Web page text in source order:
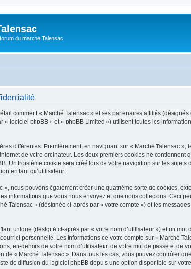
du marché Talensac
comment « Marché Talensac » et ses partenaires affiliés
« logiciel phpBB » et « phpBB Limited ») utilisent toutes les
différentes. Premièrement, en naviguant sur « Marché Talensac
de votre ordinateur. Les deux premiers cookies ne contiennent
Un troisième cookie sera créé lors de votre navigation sur les
en tant qu’utilisateur.
», nous pouvons également créer une quatrième sorte de cookies,
informations que vous nous envoyez et que nous collectons. Ceci
Talensac » (désignée ci-après par « votre compte ») et les
unique (désigné ci-après par « votre nom d’utilisateur ») et un
personnelle. Les informations de votre compte sur « Marché
en-dehors de votre nom d’utilisateur, de votre mot de passe et
de « Marché Talensac ». Dans tous les cas, vous pouvez contrôler
de diffusion du logiciel phpBB depuis une option disponible sur votre